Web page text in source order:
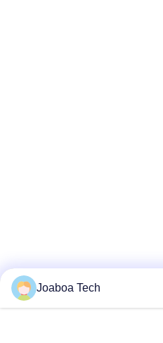
Joaboa Tech